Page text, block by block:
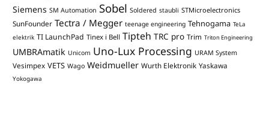
Siemens SM Automation Sobel Soldered staubli STMicroelectronics
SunFounder Tectra / Megger teenage engineering Tehnogama TeLa
elektrik TI LaunchPad Tinex i Bell Tipteh TRC pro Trim Triton Engineering
UMBRAmatik Unicom Uno-Lux Processing URAM System
Vesimpex VETS Wago Weidmueller Wurth Elektronik Yaskawa
Yokogawa